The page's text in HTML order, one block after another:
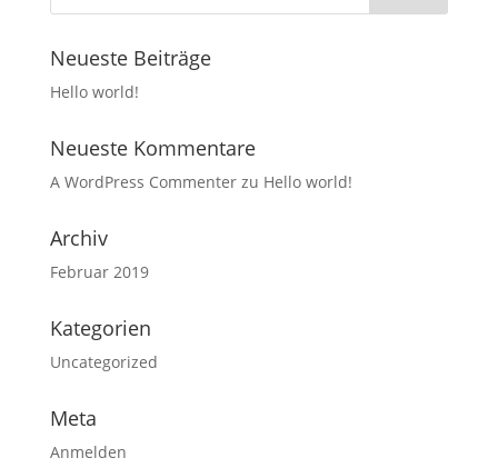
Neueste Beiträge
Hello world!
Neueste Kommentare
A WordPress Commenterzu Hello world!
Archiv
Februar 2019
Kategorien
Uncategorized
Meta
Anmelden